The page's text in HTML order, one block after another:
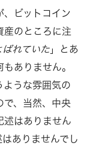
、ビットコイン
産のところに注
れていた」とあ
ありません。
ような雰囲気の
で、当然、中央
述はありません
ありませんでし